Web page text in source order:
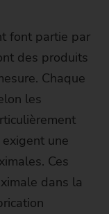
font partie par
des produits
Chaque
les
une
Ces
dans la